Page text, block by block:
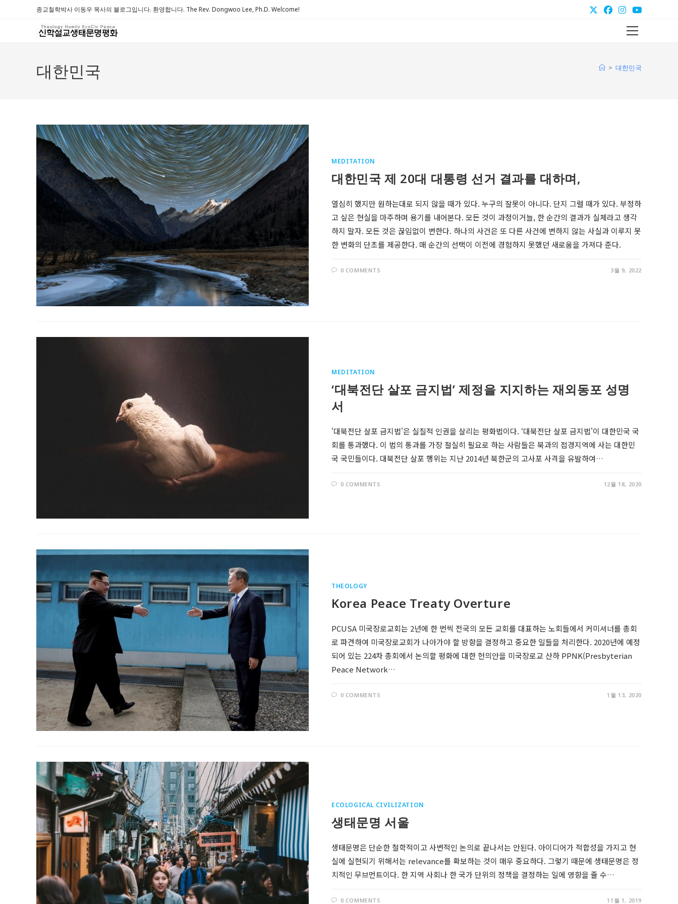
종교철학박사 이동우 목사의 블로그입니다. 환영합니다. The Rev. Dongwoo Lee, Ph.D. Welcome!
Main
대한민국 > 대한민국
MEDITATION
대한민국 제 20대 대통령 선거 결과를 대하며,
열심히 했지만 원하는대로 되지 않을 때가 있다. 누구의 잘못이 아니다. 단지 그럴 때가 있다. 부정하
고 싶은 현실을 마주하며 용기를 내어본다. 모든 것이 과정이거늘, 한 순간의 결과가 실체라고 생각
하지 말자. 모든 것은 끊임없이 변한다. 하나의 사건은 또 다른 사건에 변하지 않는 사실과 이루지 못
한 변화의 단초를 제공한다. 매 순간의 선택이 이전에 경험하지 못했던 새로움을 가져다 준다.
0 COMMENTS 3월 9, 2022
MEDITATION
‘대북전단 살포 금지법’ 제정을 지지하는 재외동포 성명
서
'대북전단 살포 금지법'은 실질적 인권을 살리는 평화법이다. ‘대북전단 살포 금지법'이 대한민국 국
회를 통과했다. 이 법의 통과를 가장 절실히 필요로 하는 사람들은 북과의 접경지역에 사는 대한민
국 국민들이다. 대북전단 살포 행위는 지난 2014년 북한군의 고사포 사격을 유발하여…
0 COMMENTS 12월 18, 2020
THEOLOGY
Korea Peace Treaty Overture
PCUSA 미국장로교회는 2년에 한 번씩 전국의 모든 교회를 대표하는 노회들에서 커미셔너를 총회
로 파견하여 미국장로교회가 나아가야 할 방향을 결정하고 중요한 일들을 처리한다. 2020년에 예정
되어 있는 224차 총회에서 논의할 평화에 대한 헌의안을 미국장로교 산하 PPNK(Presbyterian
Peace Network…
0 COMMENTS 1월 13, 2020
ECOLOGICAL CIVILIZATION
생태문명 서울
생태문명은 단순한 철학적이고 사변적인 논의로 끝나서는 안된다. 아이디어가 적합성을 가지고 현
실에 실현되기 위해서는 relevance를 확보하는 것이 매우 중요하다. 그렇기 때문에 생태문명은 정
치적인 무브먼트이다. 한 지역 사회나 한 국가 단위의 정책을 결정하는 일에 영향을 줄 수…
0 COMMENTS 11월 1, 2019
Ecological Civilization
Higher Education
Homily
Meditation
APPLE PODCASTS
GOOGLE
PODCASTS
Follow @RevDongwoo